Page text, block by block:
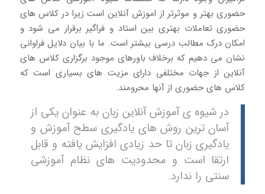
حضوری بهتر و موثرتر از اموزش آنلاین است زیرا در کلاس های
حضوری تعاملات بهتری بین استاد و فراگیر برقرار می شود و
امکان درک مطالب درسی بیشتر است. ما با بیان دلایل فراوانی
نشان می دهیم که برخلاف باورهای موجود برگزاری کلاس های
آنلاین از جهات مختلفی دارای مزیت های بسیاری است که
کلاس های حضوری از آنها محرومند.
در شیوه ی آموزش آنلاین زبان به عنوان یکی از
آسان ترین روش های یادگیری سطح آموزش و
یادگیری زبان تا حد زیادی افزایش یافته و قابل
ارتقا است و محدودیت های نظام آموزشی
سنتی را ندارد.